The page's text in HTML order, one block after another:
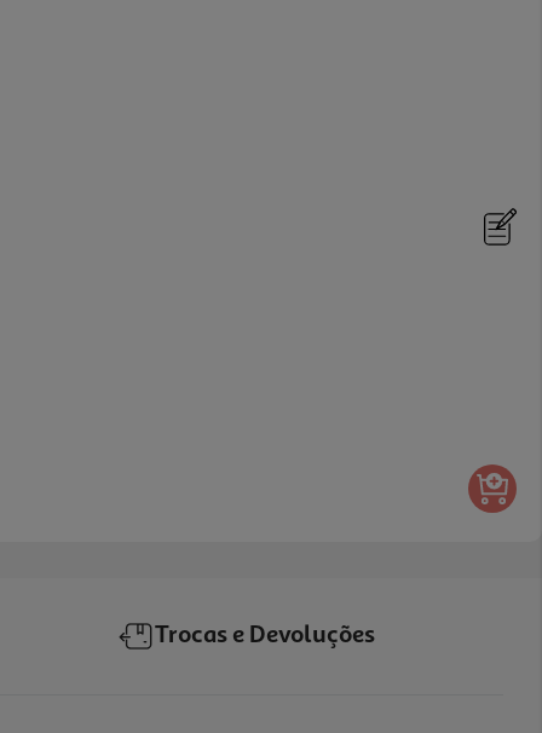
Trocas e Devoluções